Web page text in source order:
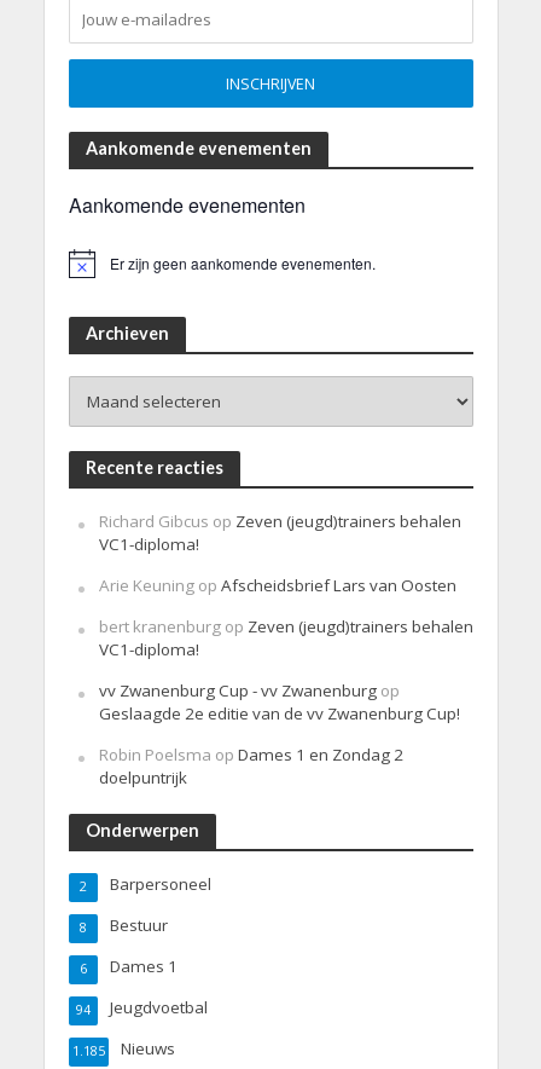
Aankomende evenementen
Aankomende evenementen
Er zijn geen aankomende evenementen.
Archieven
Recente reacties
Richard Gibcus op Zeven (jeugd)trainers behalen
VC1-diploma!
Arie Keuningop Afscheidsbrief Lars van Oosten
bert kranenburgop Zeven (jeugd)trainers behalen
VC1-diploma!
vv Zwanenburg Cup - vv Zwanenburgop
Geslaagde 2e editie van de vv Zwanenburg Cup!
Robin Poelsma op Dames 1 en Zondag 2
doelpuntrijk
Onderwerpen
Barpersoneel
2
Bestuur
8
Dames 1
6
Jeugdvoetbal
94
Nieuws
1.185